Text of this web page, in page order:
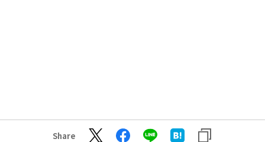
Share